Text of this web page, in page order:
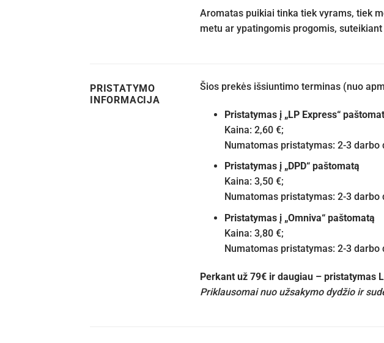
Aromatas puikiai tinka tiek vyrams, tiek
metu ar ypatingomis progomis,
PRISTATYMO
INFORMACIJA
Šios prekės išsiuntimo terminas (nuo
Pristatymas į „LP Express“
Kaina: 2,60 €;
Numatomas pristatymas: 2-3 darbo
Pristatymas į „DPD“ paštomatą
Kaina: 3,50 €;
Numatomas pristatymas: 2-3 darbo
Pristatymas į „Omniva“ paštomatą
Kaina: 3,80 €;
Numatomas pristatymas: 2-3 darbo
Perkant už 79€ ir daugiau – pristatymas
Priklausomai nuo užsakymo dydžio ir